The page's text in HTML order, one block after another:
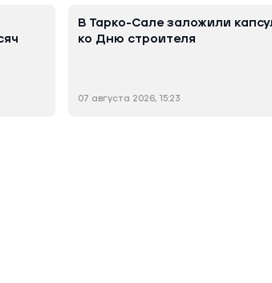
В Тарко-Сале заложили
ко Дню строителя
07 августа 2026, 15:23